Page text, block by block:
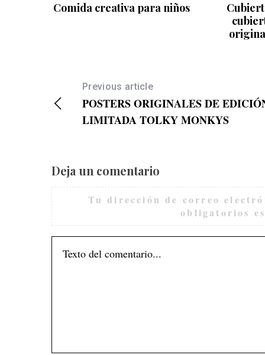
Comida creativa para niños
Previous article
POSTERS ORIGINALES DE
LIMITADA TOLKY MONKYS
Deja un comentario
Tu dirección de correo
obligatorios